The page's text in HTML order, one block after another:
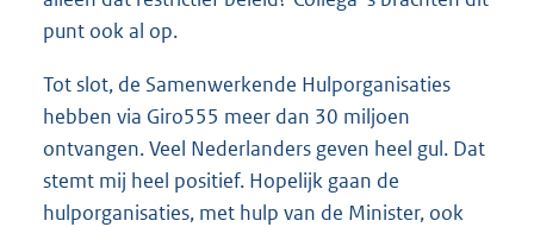
punt ook al op.
Tot slot, de Samenwerkende Hulporganisaties
hebben via Giro555 meer dan 30 miljoen
ontvangen. Veel Nederlanders geven heel gul. Dat
stemt mij heel positief. Hopelijk gaan de
hulporganisaties, met hulp van de Minister, ook